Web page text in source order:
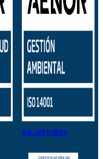
GA-2011/0556